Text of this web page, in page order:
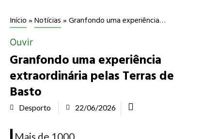
Início»Notícias» Granfondo uma experiência extraordinária pelas Terras de Basto
Ouvir
Granfondo uma experiência
extraordinária pelas Terras de
Basto
Desporto 22/06/2026
Mais de 1000